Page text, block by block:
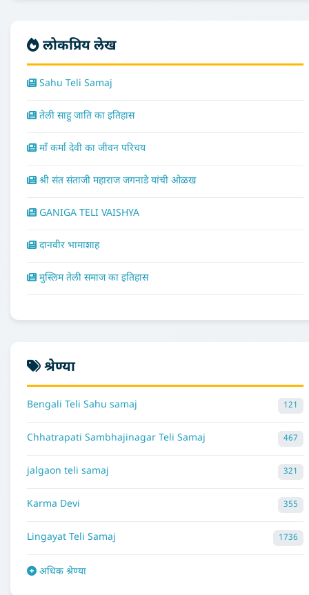
लोकप्रिय लेख
Sahu Teli Samaj
तेली साहु जाति का इतिहास
माँ कर्मा देवी का जीवन परिचय
श्री संत संताजी महाराज जगनाडे यांची ओळख
GANIGA TELI VAISHYA
दानवीर भामाशाह
मुस्लिम तेली समाज का इतिहास
श्रेण्या
Bengali Teli Sahu samaj 121
Chhatrapati Sambhajinagar Teli Samaj 467
jalgaon teli samaj 321
Karma Devi 355
Lingayat Teli Samaj 1736
अधिक श्रेण्या